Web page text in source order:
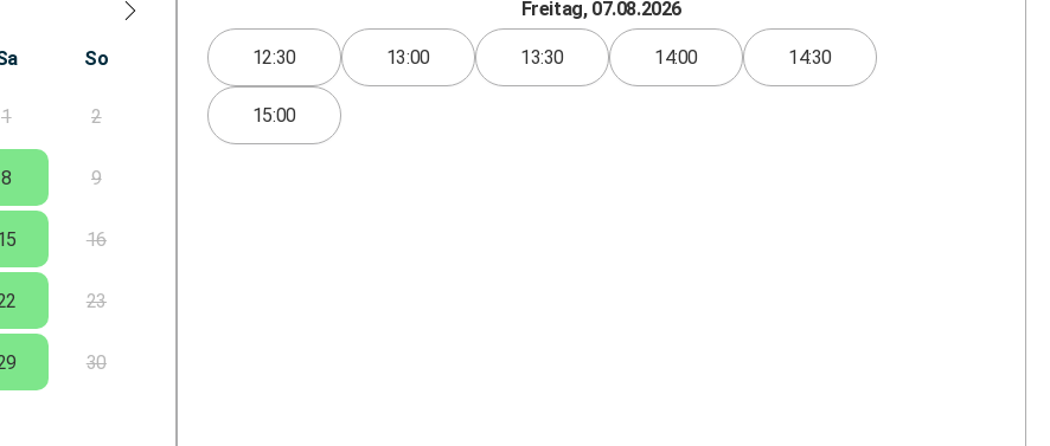
So
1 2
8 9
16
23
30
Freitag, 07.08.2026
12:30 13:00 13:30 14:00 14:30
15:00